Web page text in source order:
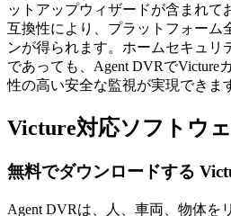
ットアップウィザードが含まれて
互換性により、プラットフォーム
ンが得られます。ホームセキュリ
であっても、Agent DVRでVicture
性の高い安全な監視が実現できま
Victure対応ソフトウ
無料でダウンロードする
Agent DVRは、人、車両、物体を